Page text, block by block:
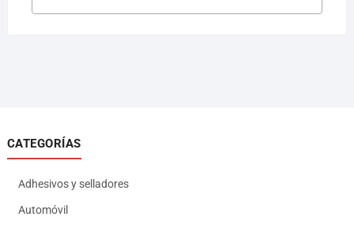
CATEGORÍAS
Adhesivos y selladores
Automóvil